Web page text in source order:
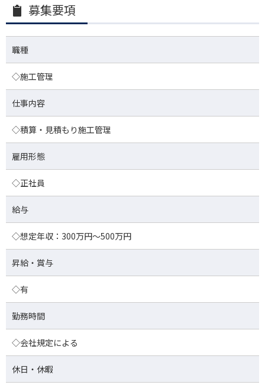
募集要項
職種
◇施工管理
仕事内容
◇積算・見積もり施工管理
雇用形態
◇正社員
給与
◇想定年収：300万円～500万円
昇給・賞与
◇有
勤務時間
◇会社規定による
休日・休暇